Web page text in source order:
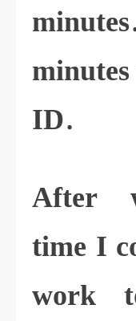
ID.
After
time I
work